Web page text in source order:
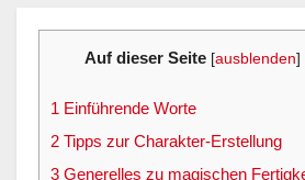
Auf dieser Seite [ausblenden]
1 Einführende Worte
2 Tipps zur Charakter-Erstellung
3 Generelles zu magischen